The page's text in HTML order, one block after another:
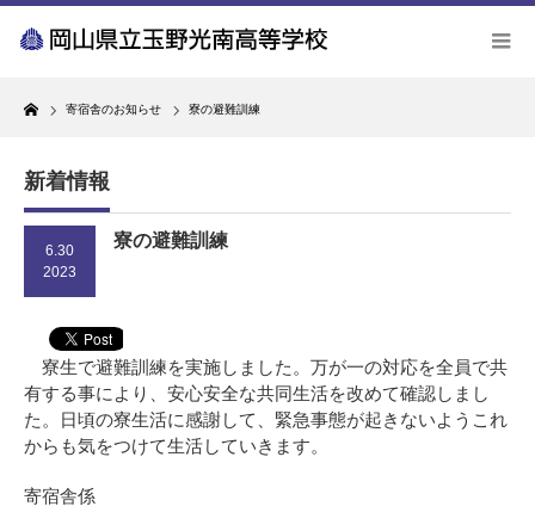
Home
寄宿舎のお知らせ 寮の避難訓練
新着情報
6.30
2023
寮の避難訓練
寮生で避難訓練を実施しました。万が一の対応を全員で共
有する事により、安心安全な共同生活を改めて確認しまし
た。日頃の寮生活に感謝して、緊急事態が起きないようこれ
からも気をつけて生活していきます。
寄宿舎係